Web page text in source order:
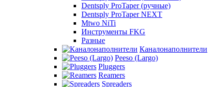
Dentsply ProTaper (ручные)
Dentsply ProTaper NEXT
Mtwo NiTi
Инструменты FKG
Разные
Каналонаполнители
Peeso (Largo)
Pluggers
Reamers
Spreaders